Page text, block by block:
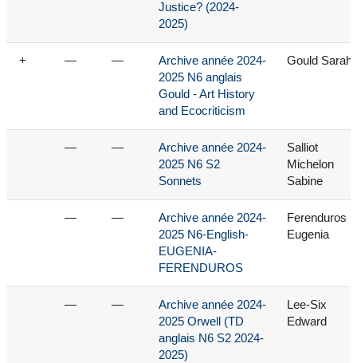
Justice? (2024-
2025)
+ — —
Archive année 2024-
2025 N6 anglais
Gould - Art History
and Ecocriticism
Gould Sarah
— —
Archive année 2024-
2025 N6 S2
Sonnets
Salliot
Michelon
Sabine
— —
Archive année 2024-
2025 N6-English-
EUGENIA-
FERENDUROS
Ferenduros
Eugenia
— —
Archive année 2024-
2025 Orwell (TD
anglais N6 S2 2024-
2025)
Lee-Six
Edward